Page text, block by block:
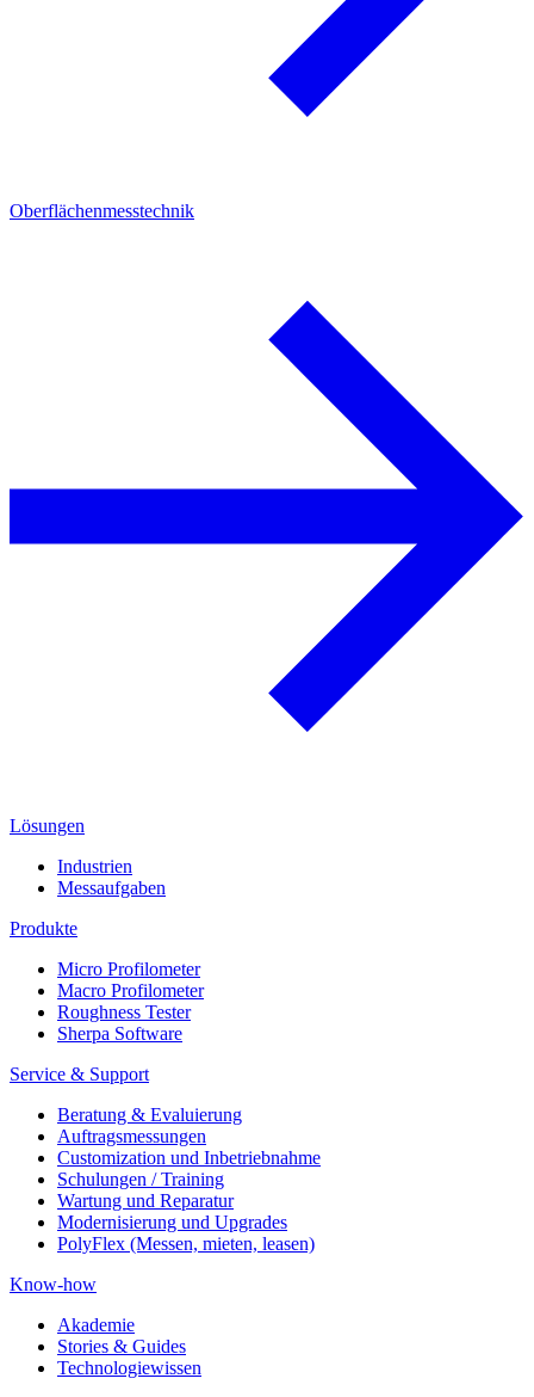
Oberflächenmesstechnik
Lösungen
Industrien
Messaufgaben
Produkte
Micro Profilometer
Macro Profilometer
Roughness Tester
Sherpa Software
Service & Support
Beratung & Evaluierung
Auftragsmessungen
Customization und Inbetriebnahme
Schulungen / Training
Wartung und Reparatur
Modernisierung und Upgrades
PolyFlex (Messen, mieten, leasen)
Know-how
Akademie
Stories & Guides
Technologiewissen